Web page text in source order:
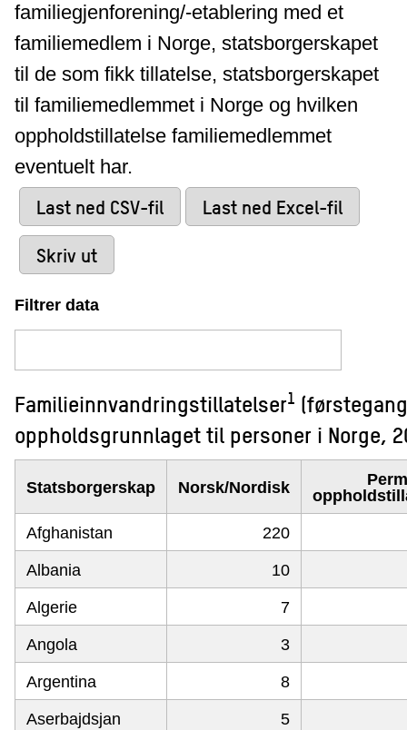
familiegjenforening/-etablering med et
familiemedlem i Norge, statsborgerskapet
til de som fikk tillatelse, statsborgerskapet
til familiemedlemmet i Norge og hvilken
oppholdstillatelse familiemedlemmet
eventuelt har.
Last ned CSV-fil
Last ned Excel-fil
Skriv ut
Filtrer data
Familieinnvandringstillatelser1
oppholdsgrunnlaget til personer i Norge,
Statsborgerskap Norsk/Nordisk
Afghanistan 220
Albania 10
Algerie 7
Angola 3
Argentina 8
Aserbajdsjan 5